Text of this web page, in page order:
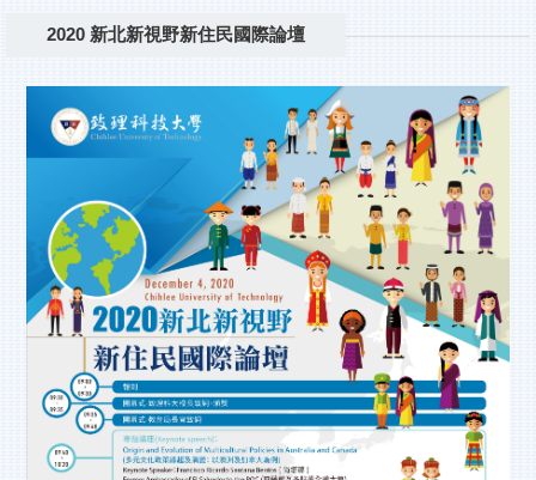
2020 新北新視野新住民國際論壇